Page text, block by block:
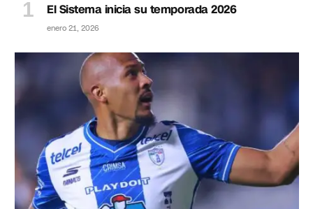
El Sistema inicia su temporada 2026
enero 21, 2026